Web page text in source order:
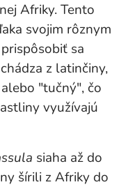
Afriky. Tento
svojim rôznym
sa
z latinčiny,
"tučný", čo
využívajú
siaha až do
šírili z Afriky do